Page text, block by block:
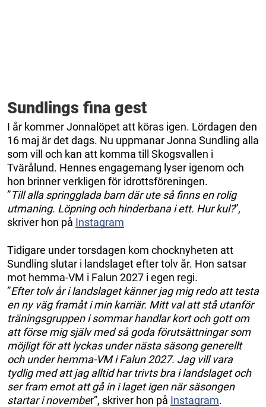
Sundlings fina gest
I år kommer Jonnalöpet att köras igen. Lördagen den
16 maj är det dags. Nu uppmanar Jonna Sundling alla
som vill och kan att komma till Skogsvallen i
Tvärålund. Hennes engagemang lyser igenom och
hon brinner verkligen för idrottsföreningen.
”Till alla springglada barn där ute så finns en rolig
utmaning. Löpning och hinderbana i ett. Hur kul?”,
skriver hon på Instagram
Tidigare under torsdagen kom chocknyheten att
Sundling slutar i landslaget efter tolv år. Hon satsar
mot hemma-VM i Falun 2027 i egen regi.
”Efter tolv år i landslaget känner jag mig redo att testa
en ny väg framåt i min karriär. Mitt val att stå utanför
träningsgruppen i sommar handlar kort och gott om
att förse mig själv med så goda förutsättningar som
möjligt för att lyckas under nästa säsong generellt
och under hemma-VM i Falun 2027. Jag vill vara
tydlig med att jag alltid har trivts bra i landslaget och
ser fram emot att gå in i laget igen när säsongen
startar i november”, skriver hon på Instagram.